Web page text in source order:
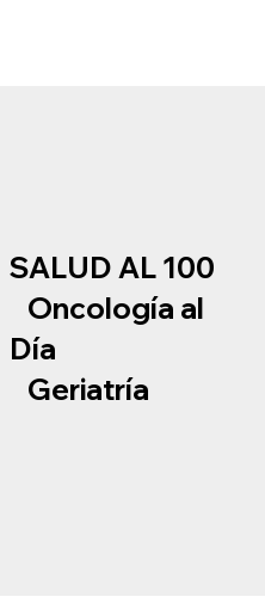
SALUD AL 100
Oncología al
Día
Geriatría